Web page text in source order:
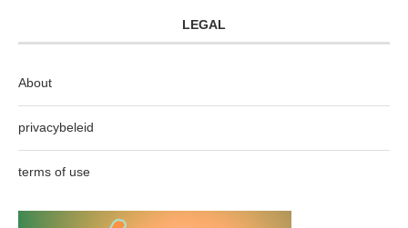
LEGAL
About
privacybeleid
terms of use